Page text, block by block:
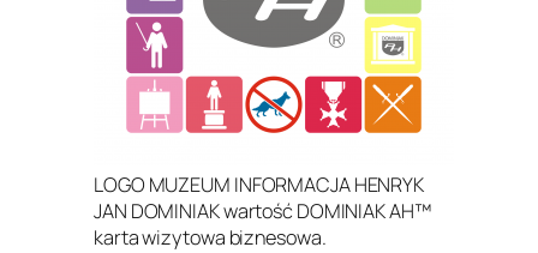
LOGO MUZEUM INFORMACJA HENRYK
JAN DOMINIAK wartość DOMINIAK AH™
karta wizytowa biznesowa.